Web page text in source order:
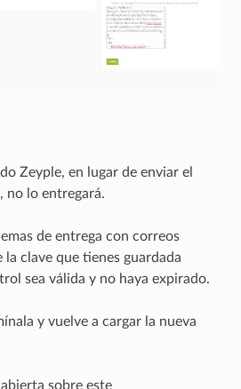
Zeyple, en lugar de enviar el
no lo entregará.
de entrega con correos
clave que tienes guardada
sea válida y no haya expirado.
y vuelve a cargar la nueva
sobre este